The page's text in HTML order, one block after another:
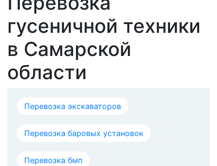
гусеничной техники
в Самарской
области
Перевозка экскаваторов
Перевозка баровых установок
Перевозка бмп